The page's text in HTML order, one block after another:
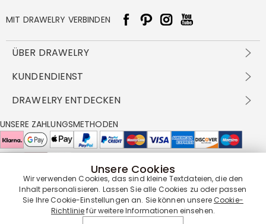
MIT DRAWELRY VERBINDEN
ÜBER DRAWELRY
Über Uns
DBG
FAQ
Cookie-Richtlinie
KUNDENDIENST
Versandbedingungen
Rückgabe & Umtausch
Pflegehinweis
DRAWELRY ENTDECKEN
Großhandelsangebot
Drawelry Prime
Bonusprogramm
UNSERE ZAHLUNGSMETHODEN
UNSERE LIEFERPARTNER
UNSERE SERVICEGARANTIE
Unsere Cookies
Wir verwenden Cookies, das sind kleine Textdateien, die den
Inhalt personalisieren. Lassen Sie alle Cookies zu oder passen
Sie Ihre Cookie-Einstellungen an. Sie können unsereCookie-
Richtliniefür weitere Informationen einsehen.